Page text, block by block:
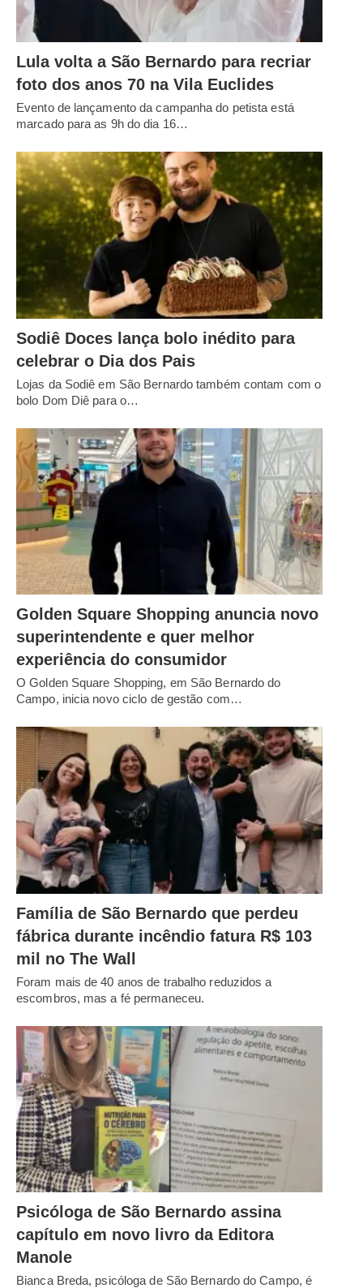
Lula volta a São Bernardo para recriar
foto dos anos 70 na Vila Euclides
Evento de lançamento da campanha do petista está
marcado para as 9h do dia 16…
Sodiê Doces lança bolo inédito para
celebrar o Dia dos Pais
Lojas da Sodiê em São Bernardo também contam com o
bolo Dom Diê para o…
Golden Square Shopping anuncia novo
superintendente e quer melhor
experiência do consumidor
O Golden Square Shopping, em São Bernardo do
Campo, inicia novo ciclo de gestão com…
Família de São Bernardo que perdeu
fábrica durante incêndio fatura R$ 103
mil no The Wall
Foram mais de 40 anos de trabalho reduzidos a
escombros, mas a fé permaneceu.
Psicóloga de São Bernardo assina
capítulo em novo livro da Editora
Manole
Bianca Breda, psicóloga de São Bernardo do Campo, é